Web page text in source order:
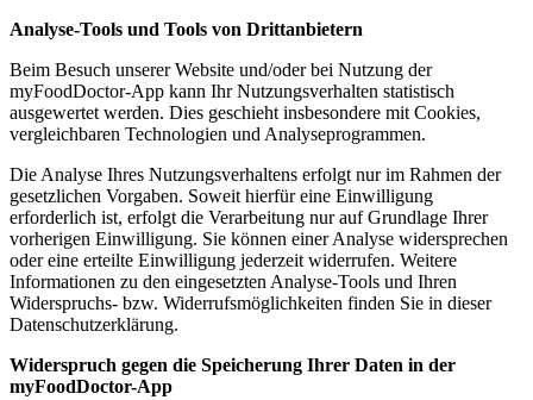
Analyse-Tools und Tools von Drittanbietern
Beim Besuch unserer Website und/oder bei Nutzung der
myFoodDoctor-App kann Ihr Nutzungsverhalten statistisch
ausgewertet werden. Dies geschieht insbesondere mit Cookies,
vergleichbaren Technologien und Analyseprogrammen.
Die Analyse Ihres Nutzungsverhaltens erfolgt nur im Rahmen der
gesetzlichen Vorgaben. Soweit hierfür eine Einwilligung
erforderlich ist, erfolgt die Verarbeitung nur auf Grundlage Ihrer
vorherigen Einwilligung. Sie können einer Analyse widersprechen
oder eine erteilte Einwilligung jederzeit widerrufen. Weitere
Informationen zu den eingesetzten Analyse-Tools und Ihren
Widerspruchs- bzw. Widerrufsmöglichkeiten finden Sie in dieser
Datenschutzerklärung.
Widerspruch gegen die Speicherung Ihrer Daten in der
myFoodDoctor-App